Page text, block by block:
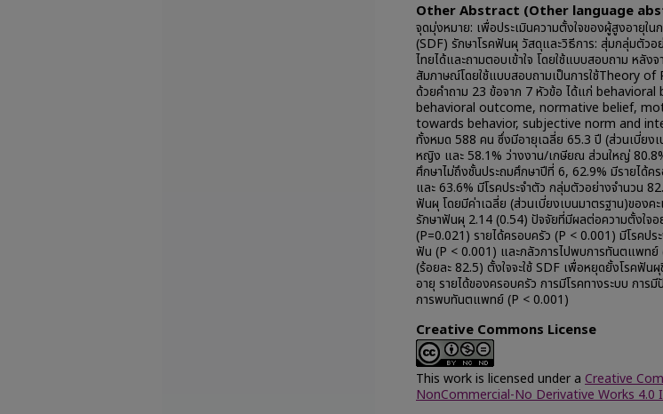
Other Abstract (Other language
จุดมุ่งหมาย: เพื่อประเมินความตั้งใจของผู้สูงอายุใน
(SDF) รักษาโรคฟันผุ วัสดุและวิธีการ: สุ่มกลุ่มตัวอ
ไทยได้และถามตอบเข้าใจ โดยใช้แบบสอบถาม หลัง
สัมภาษณ์โดยใช้แบบสอบถามเป็นการใช้Theory
ด้วยคำถาม 23 ข้อจาก 7 หัวข้อ ได้แก่
behavioral outcome, normative belief,
towards behavior, subjective norm and
ทั้งหมด 588 คน ซึ่งมีอายุเฉลี่ย 65.3 ปี (ส่วนเบี่ยง
หญิง และ 58.1% ว่างงาน/เกษียณ ส่วนใหญ่
ศึกษาไม่ถึงชั้นประถมศึกษาปีที่ 6, 62.9% มีรายได้
และ 63.6% มีโรคประจำตัว กลุ่มตัวอย่างจำนวน
ฟันผุ โดยมีค่าเฉลี่ย (ส่วนเบี่ยงเบนมาตรฐาน)ของค
รักษาฟันผุ 2.14 (0.54) ปัจจัยที่มีผลต่อความตั้งใจ
(P=0.021) รายได้ครอบครัว (P < 0.001) มีโรคป
ฟัน (P < 0.001) และกลัวการไปพบการทันตแพท
(ร้อยละ 82.5) ตั้งใจจะใช้ SDF เพื่อหยุดยั้งโรคฟั
อายุ รายได้ของครอบครัว การมีโรคทางระบบ กา
การพบทันตแพทย์ (P < 0.001)
Creative Commons License
This work is licensed under a Creative
NonCommercial-No Derivative Works 4.0